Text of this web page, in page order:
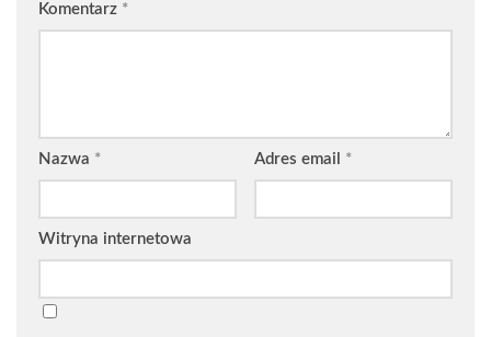
Komentarz *
Nazwa * Adres email *
Witryna internetowa